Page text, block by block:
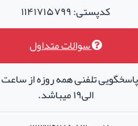
کدپستی: ۱۱۴۱۷۱۵۷۹۹
سوالات متداول
الی۱۹ میباشد.